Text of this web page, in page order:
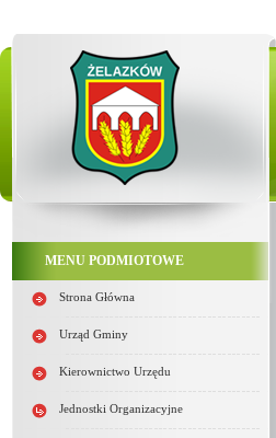
MENU PODMIOTOWE
Strona Główna
Urząd Gminy
Kierownictwo Urzędu
Jednostki Organizacyjne